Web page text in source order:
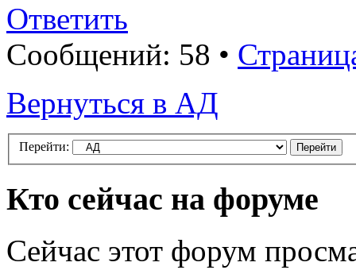
Ответить
Сообщений: 58 •
Вернуться в АД
Перейти:
Кто сейчас на форуме
Сейчас этот форум